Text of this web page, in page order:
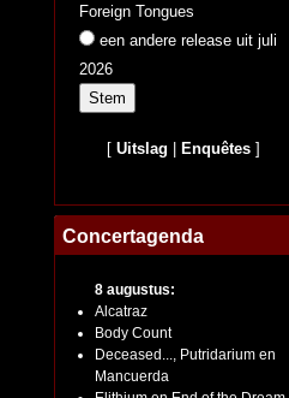
Foreign Tongues
een andere release uit juli
2026
[Uitslag Enquêtes ]
Concertagenda
8 augustus:
Alcatraz
Body Count
Deceased..., Putridarium en
Mancuerda